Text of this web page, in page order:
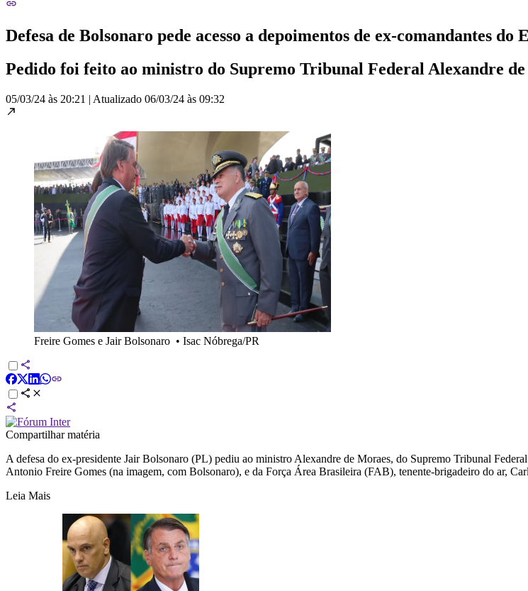
Defesa de Bolsonaro pede acesso a depoimentos de ex-comandantes
Pedido foi feito ao ministro do Supremo Tribunal Federal Alexandre
05/03/24 às 20:21 | Atualizado 06/03/24 às 09:32
Freire Gomes e Jair Bolsonaro • Isac Nóbrega/PR
Compartilhar matéria
A defesa do ex-presidente Jair Bolsonaro (PL) pediu ao ministro Alexandre de Moraes, do Supremo Tribunal
Antonio Freire Gomes (na imagem, com Bolsonaro), e da Força Área Brasileira (FAB), tenente-brigadeiro do ar,
Leia Mais